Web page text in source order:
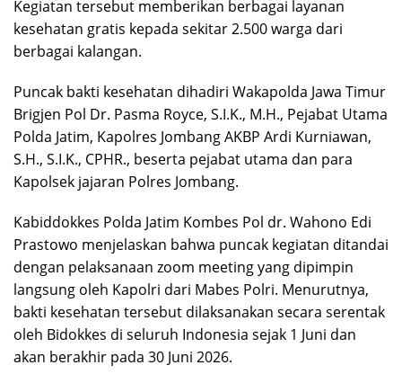
Kegiatan tersebut memberikan berbagai layanan
kesehatan gratis kepada sekitar 2.500 warga dari
berbagai kalangan.
Puncak bakti kesehatan dihadiri Wakapolda Jawa Timur
Brigjen Pol Dr. Pasma Royce, S.I.K., M.H., Pejabat Utama
Polda Jatim, Kapolres Jombang AKBP Ardi Kurniawan,
S.H., S.I.K., CPHR., beserta pejabat utama dan para
Kapolsek jajaran Polres Jombang.
Kabiddokkes Polda Jatim Kombes Pol dr. Wahono Edi
Prastowo menjelaskan bahwa puncak kegiatan ditandai
dengan pelaksanaan zoom meeting yang dipimpin
langsung oleh Kapolri dari Mabes Polri. Menurutnya,
bakti kesehatan tersebut dilaksanakan secara serentak
oleh Bidokkes di seluruh Indonesia sejak 1 Juni dan
akan berakhir pada 30 Juni 2026.